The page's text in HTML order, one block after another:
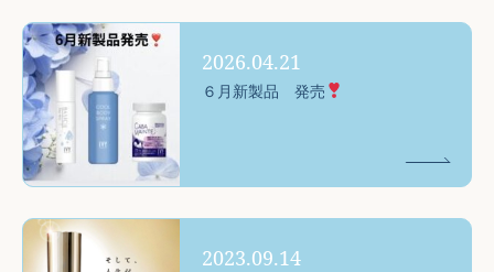
2026.04.21
６月新製品 発売
2023.09.14